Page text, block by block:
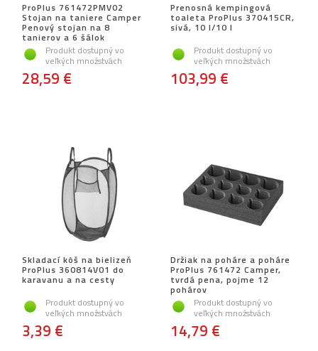
ProPlus 761472PMV02
Stojan na taniere Camper
Penový stojan na 8
tanierov a 6 šálok
Produkt dostupný vo
veľkých množstvách
28,59 €
Prenosná kempingová
toaleta ProPlus 370415CR,
sivá, 10 l/10 l
Produkt dostupný vo
veľkých množstvách
103,99 €
Skladací kôš na bielizeň
ProPlus 360814V01 do
karavanu a na cesty
Produkt dostupný vo
veľkých množstvách
3,39 €
Držiak na poháre a poháre
ProPlus 761472 Camper,
tvrdá pena, pojme 12
pohárov
Produkt dostupný vo
veľkých množstvách
14,79 €